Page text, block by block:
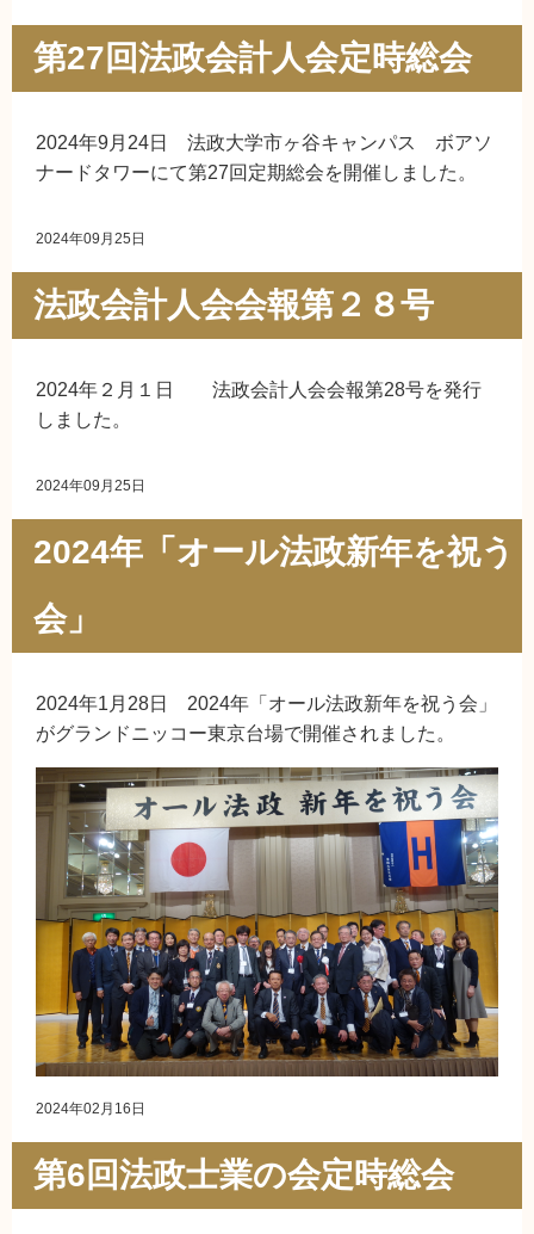
第27回法政会計人会定時総会
2024年9月24日 法政大学市ヶ谷キャンパス ボアソ
ナードタワーにて第27回定期総会を開催しました。
2024年09月25日
法政会計人会会報第２８号
2024年２月１日 法政会計人会会報第28号を発行
しました。
2024年09月25日
2024年「オール法政新年を祝う
会」
2024年1月28日 2024年「オール法政新年を祝う会」
がグランドニッコー東京台場で開催されました。
2024年02月16日
第6回法政士業の会定時総会